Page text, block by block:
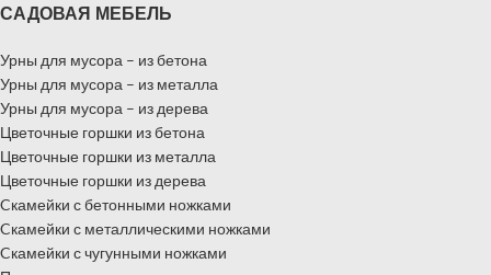
САДОВАЯ МЕБЕЛЬ
Урны для мусора – из бетона
Урны для мусора – из металла
Урны для мусора – из дерева
Цветочные горшки из бетона
Цветочные горшки из металла
Цветочные горшки из дерева
Cкамейки с бетонными ножками
Cкамейки с металлическими ножками
Cкамейки с чугунными ножками